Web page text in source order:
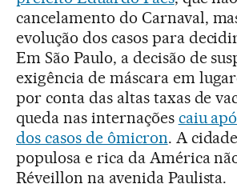
cancelamento do Carnaval,
evolução dos casos para
Em São Paulo, a decisão de
exigência de máscara em
por conta das altas taxas de
queda nas internações caiu
dos casos de ômicron. A
populosa e rica da América
Réveillon na avenida Paulista.